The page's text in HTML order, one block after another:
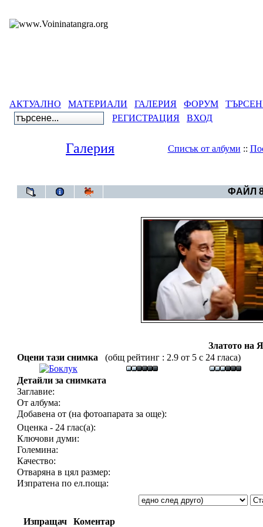
АКТУАЛНО МАТЕРИАЛИ ГАЛЕРИЯ ФОРУМ
РЕГИСТРАЦИЯ
ВХОД
Галерия Списък от албуми ::
ФАЙЛ 8
Златото на
Оцени тази снимка
(общ рейтинг : 2.9 от 5 с 24 гласа)
Детайли за снимката
Заглавие:
От албума:
Добавена от (на фотоапарата за още):
Оценка - 24 глас(а):
Ключови думи:
Големина:
Качество:
Отваряна в цял размер:
Изпратена по ел.поща:
Изпращач Коментар